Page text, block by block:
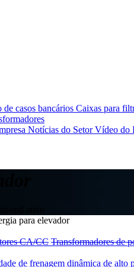
de casos bancários Caixas para
Notícias do Setor Vídeo do
para elevador
CA/CC Transformadores de
de frenagem dinâmica de alto